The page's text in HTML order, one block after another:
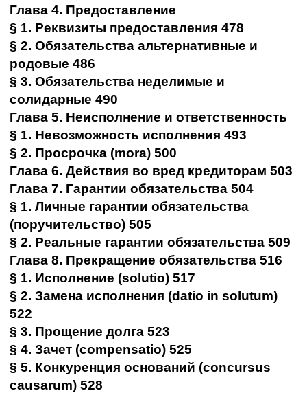
Глава 4. Предоставление
§ 1. Реквизиты предоставления 478
§ 2. Обязательства альтернативные и
родовые 486
§ 3. Обязательства неделимые и
солидарные 490
Глава 5. Неисполнение и ответственность
§ 1. Невозможность исполнения 493
§ 2. Просрочка (mora) 500
Глава 6. Действия во вред кредиторам 503
Глава 7. Гарантии обязательства 504
§ 1. Личные гарантии обязательства
(поручительство) 505
§ 2. Реальные гарантии обязательства 509
Глава 8. Прекращение обязательства 516
§ 1. Исполнение (solutio) 517
§ 2. Замена исполнения (datio in solutum)
522
§ 3. Прощение долга 523
§ 4. Зачет (compensatio) 525
§ 5. Конкуренция оснований (concursus
causarum) 528